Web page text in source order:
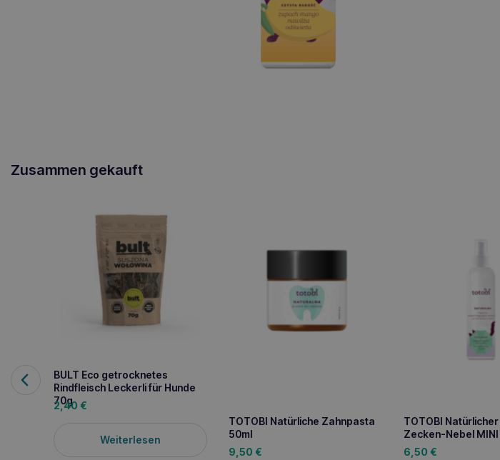
Zusammen gekauft
BULT Eco getrocknetes
Rindfleisch Leckerli für Hunde
70g
2,40 €
Weiterlesen
TOTOBI Natürliche Zahnpasta
50ml
9,50 €
TOTOBI
Zecken-Nebel MINI
6,50 €